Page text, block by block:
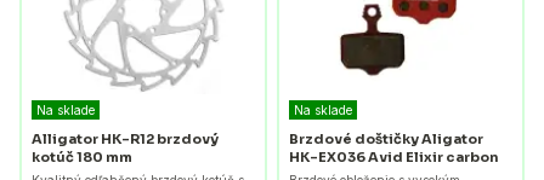
Na sklade
Alligator HK-R12 brzdový
kotúč 180 mm
Na sklade
Brzdové doštičky Aligator
HK-EX036 Avid Elixir carbon